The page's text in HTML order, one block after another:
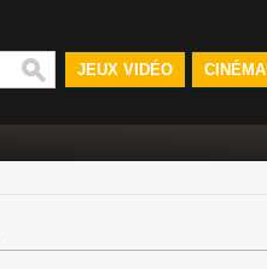
JEUX VIDÉO CINÉMA